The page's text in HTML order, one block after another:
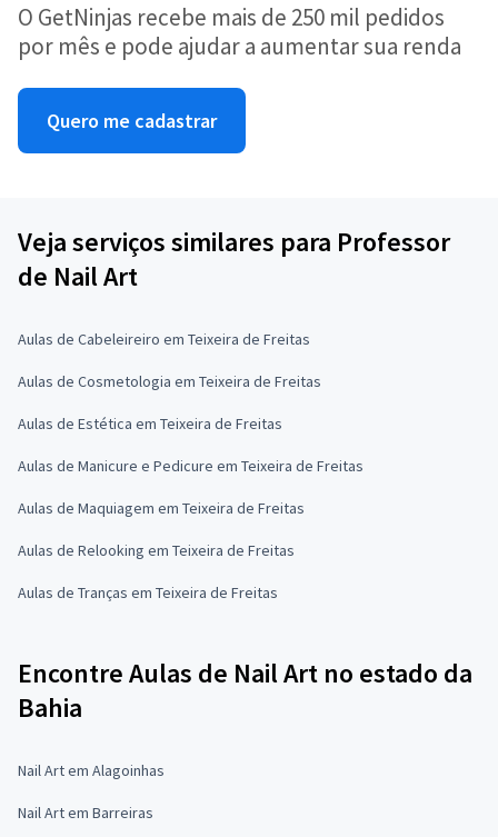
O GetNinjas recebe mais de 250 mil pedidos
por mês e pode ajudar a aumentar sua renda
Quero me cadastrar
Veja serviços similares para Professor
de Nail Art
Aulas de Cabeleireiro em Teixeira de Freitas
Aulas de Cosmetologia em Teixeira de Freitas
Aulas de Estética em Teixeira de Freitas
Aulas de Manicure e Pedicure em Teixeira de Freitas
Aulas de Maquiagem em Teixeira de Freitas
Aulas de Relooking em Teixeira de Freitas
Aulas de Tranças em Teixeira de Freitas
Encontre Aulas de Nail Art no estado da
Bahia
Nail Art em Alagoinhas
Nail Art em Barreiras